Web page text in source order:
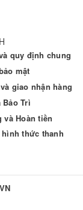
quy định chung
mật
giao nhận hàng
Bảo Trì
và Hoàn tiền
thức thanh